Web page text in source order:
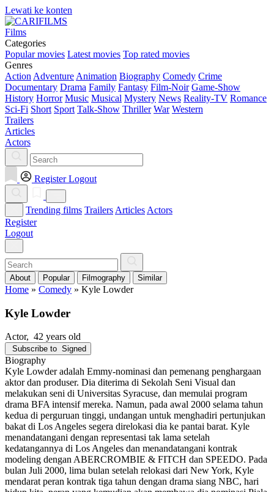
Lewati ke konten
Films
Categories
Popular movies Latest movies Top rated movies
Genres
Action Adventure Animation Biography Comedy Crime
Documentary Drama Family Fantasy Film-Noir Game-Show
History Horror Music Musical Mystery News Reality-TV Romance
Sci-Fi Short Sport Talk-Show Thriller War Western
Trailers
Articles
Actors
Register Logout
Trending films Trailers Articles Actors
Register
Logout
About Popular Filmography Similar
Home » Comedy » Kyle Lowder
Kyle Lowder
Actor, 42 years old
Subscribe to Signed
Biography
Kyle Lowder adalah Emmy-nominasi dan pemenang penghargaan
aktor dan produser. Dia diterima di Sekolah Seni Visual dan
melakukan seni di Universitas Syracuse, dan memulai program
drama BFA intensif mereka. Namun, pada awal 2000 selama tahun
kedua di perguruan tinggi, undangan untuk menghadiri pertunjukan
bakat di Los Angeles segera direlokasi dia ke pantai barat. Kyle
menandatangani dengan representasi tak lama setelah
kedatangannya di Los Angeles dan menandatangani kontrak
modeling dengan ABERCROMBIE & FITCH dan SPEEDO. Pada
bulan Juli 2000, lima bulan setelah relokasi dari New York, Kyle
mendarat peran kontrak tiga tahun dengan drama siang NBC, hari